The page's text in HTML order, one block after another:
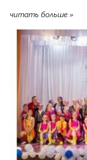
читать больше